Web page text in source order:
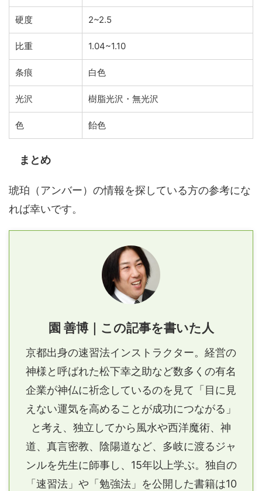
硬度 2~2.5
比重 1.04~1.10
条痕 白色
光沢 樹脂光沢・無光沢
色 飴色
まとめ
琥珀（アンバー）の情報を探している方の参考にな
れば幸いです。
園 善博｜この記事を書いた人
京都出身の速習法インストラクター。経営の
神様と呼ばれた松下幸之助など数多くの有名
企業が神仏に祈念しているのを見て「目に見
えない運気を高めることが成功につながる」
と考え、独立してから風水や西洋魔術、神
道、真言密教、陰陽道など、多岐に渡るジャ
ンルを先生に師事し、15年以上学ぶ。独自の
「速習法」や「勉強法」を公開した書籍は10